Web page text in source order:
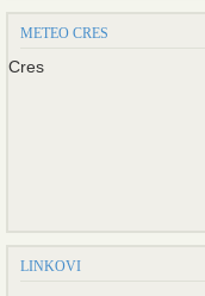
METEO CRES
Cres
LINKOVI